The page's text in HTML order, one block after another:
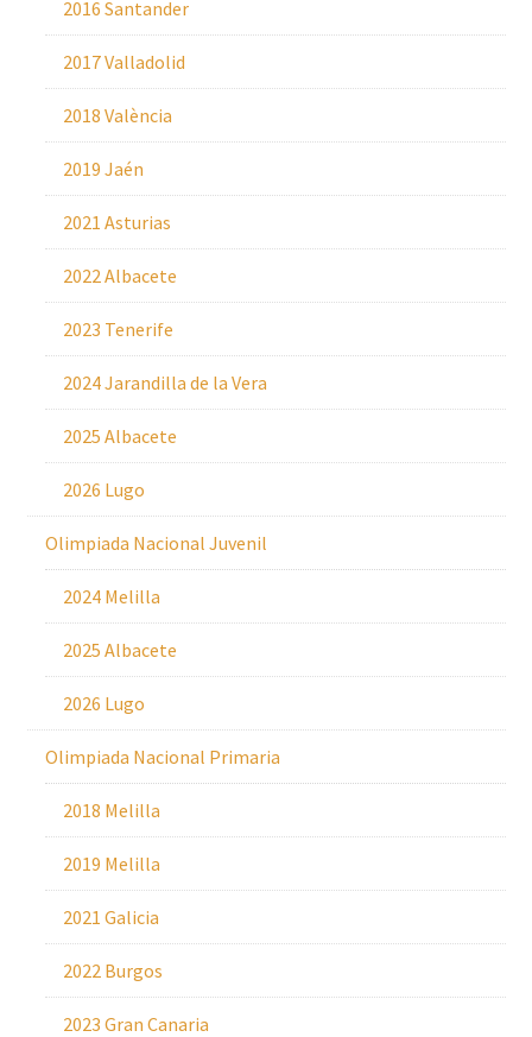
2016 Santander
2017 Valladolid
2018 València
2019 Jaén
2021 Asturias
2022 Albacete
2023 Tenerife
2024 Jarandilla de la Vera
2025 Albacete
2026 Lugo
Olimpiada Nacional Juvenil
2024 Melilla
2025 Albacete
2026 Lugo
Olimpiada Nacional Primaria
2018 Melilla
2019 Melilla
2021 Galicia
2022 Burgos
2023 Gran Canaria